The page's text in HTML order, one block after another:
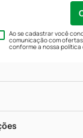
Ao se cadastrar você
comunicação com
conforme a nossapolítica